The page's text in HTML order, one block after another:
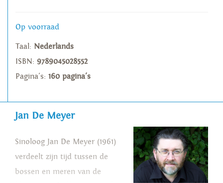
Op voorraad
Taal: Nederlands
ISBN: 9789045028552
Pagina's: 160 pagina's
Jan De Meyer
Sinoloog Jan De Meyer (1961)
verdeelt zijn tijd tussen de
bossen en meren van de